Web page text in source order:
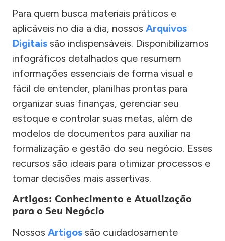
Para quem busca materiais práticos e
aplicáveis no dia a dia, nossos Arquivos
Digitais são indispensáveis. Disponibilizamos
infográficos detalhados que resumem
informações essenciais de forma visual e
fácil de entender, planilhas prontas para
organizar suas finanças, gerenciar seu
estoque e controlar suas metas, além de
modelos de documentos para auxiliar na
formalização e gestão do seu negócio. Esses
recursos são ideais para otimizar processos e
tomar decisões mais assertivas.
Artigos: Conhecimento e Atualização
para o Seu Negócio
Nossos Artigos são cuidadosamente